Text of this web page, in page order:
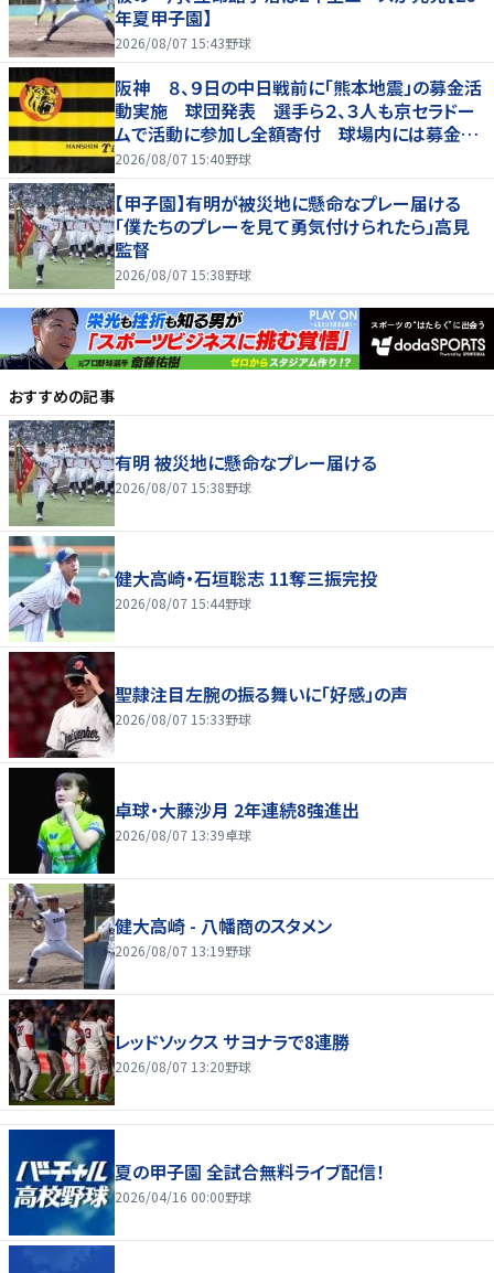
年夏甲子園】
2026/08/07 15:43野球
阪神 ８、９日の中日戦前に「熊本地震」の募金活
動実施 球団発表 選手ら２、３人も京セラドー
ムで活動に参加し全額寄付 球場内には募金箱
も設置
2026/08/07 15:40野球
【甲子園】有明が被災地に懸命なプレー届ける
「僕たちのプレーを見て勇気付けられたら」高見
監督
2026/08/07 15:38野球
おすすめの記事
有明 被災地に懸命なプレー届ける
2026/08/07 15:38野球
健大高崎・石垣聡志 11奪三振完投
2026/08/07 15:44野球
聖隷注目左腕の振る舞いに「好感」の声
2026/08/07 15:33野球
卓球・大藤沙月 2年連続8強進出
2026/08/07 13:39卓球
健大高崎 - 八幡商のスタメン
2026/08/07 13:19野球
レッドソックス サヨナラで8連勝
2026/08/07 13:20野球
夏の甲子園 全試合無料ライブ配信！
2026/04/16 00:00野球